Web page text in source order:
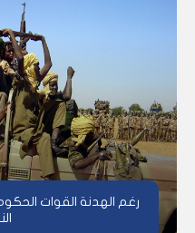
رغم الهدنة القوات